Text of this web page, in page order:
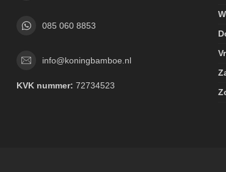
085 060 8853
info@koningbamboe.nl
KVK nummer: 72734523